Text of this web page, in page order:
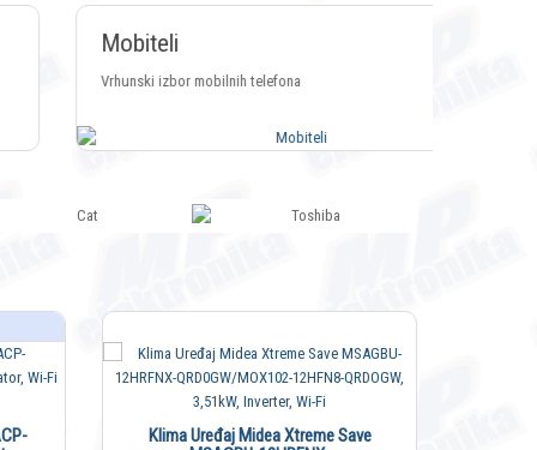
Vrhunski izbor mobilnih telefona
Klima Uređaj Midea Xtreme Save